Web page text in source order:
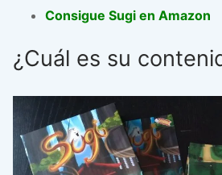
Consigue Sugi en Amazon
¿Cuál es su